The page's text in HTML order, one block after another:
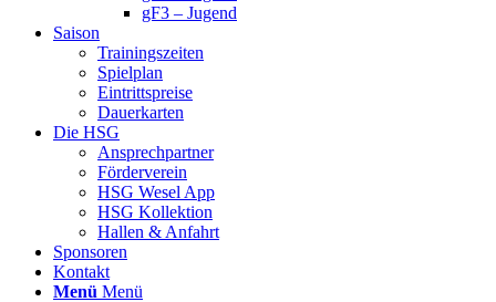
gF3 – Jugend
Saison
Trainingszeiten
Spielplan
Eintrittspreise
Dauerkarten
Die HSG
Ansprechpartner
Förderverein
HSG Wesel App
HSG Kollektion
Hallen & Anfahrt
Sponsoren
Kontakt
Menü Menü